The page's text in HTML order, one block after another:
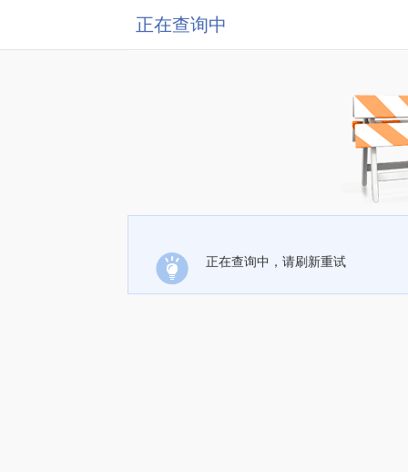
正在查询中
正在查询中，请刷新重试